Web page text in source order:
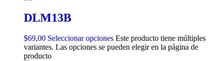
DLM13B
$69,00 Seleccionar opciones Este producto tiene múltiples
variantes. Las opciones se pueden elegir en la página de
producto